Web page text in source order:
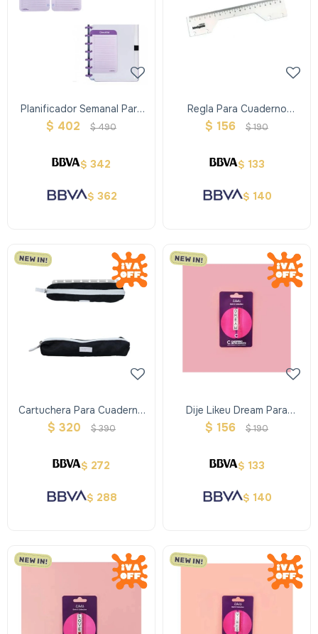
Planificador Semanal Para
Cuadernos Inteligentes
$ 402 $490
$ 342
$ 362
Regla Para Cuaderno
Inteligente
$ 156 $190
$ 133
$ 140
Cartuchera Para Cuaderno
Inteligente
$ 320 $390
$ 272
$ 288
Dije Likeu Dream Para
Cuaderno Inteligente
$ 156 $190
$ 133
$ 140